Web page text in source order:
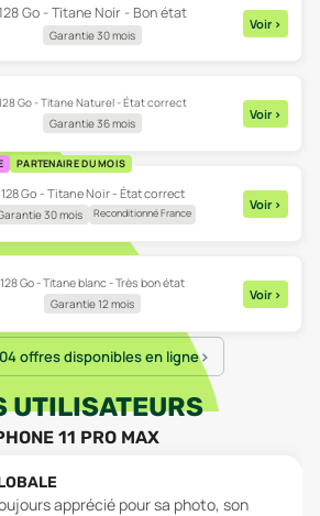
Go - Titane Noir - Bon état
Garantie 30 mois
Voir >
Go - Titane Naturel - État correct
Garantie 36 mois
Voir >
PARTENAIRE DU MOIS
128 Go - Titane Noir - État correct
30 mois Reconditionné France
Voir >
128 Go - Titane blanc - Très bon état
Garantie 12 mois
Voir >
offres disponibles en ligne
UTILISATEURS
11 PRO MAX
apprécié pour sa photo, son